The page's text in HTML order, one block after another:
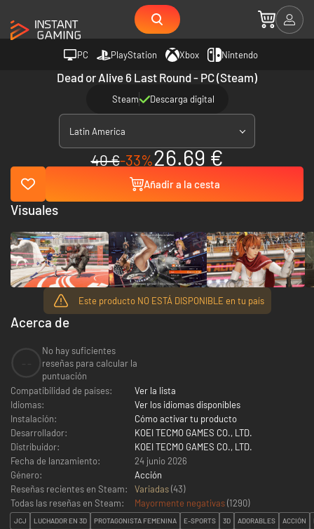
PC PlayStation Xbox Nintendo
Dead or Alive 6 Last Round - PC (Steam)
Steam Descarga digital
Latin America
40 €-33%26.69 €
Añadir a la cesta
Este producto NO ESTÁ DISPONIBLE en tu país
Acerca de
No hay suficientes
reseñas para calcular la
puntuación
Compatibilidad de países:
Ver la lista
Idiomas:
Ver los idiomas disponibles
Instalación:
Cómo activar tu producto
Desarrollador:
KOEI TECMO GAMES CO., LTD.
Distribuidor:
KOEI TECMO GAMES CO., LTD.
Fecha de lanzamiento:
24 junio 2026
Género:
Acción
Reseñas recientes en Steam:
Variadas(43)
Todas las reseñas en Steam:
Mayormente negativas(1290)
JCJ LUCHADOR EN 3D PROTAGONISTA FEMENINA E-SPORTS 3D ADORABLES ACCIÓN
Visuales